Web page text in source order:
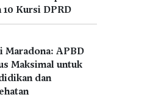
10 Kursi DPRD
Maradona: APBD
Maksimal untuk
dan